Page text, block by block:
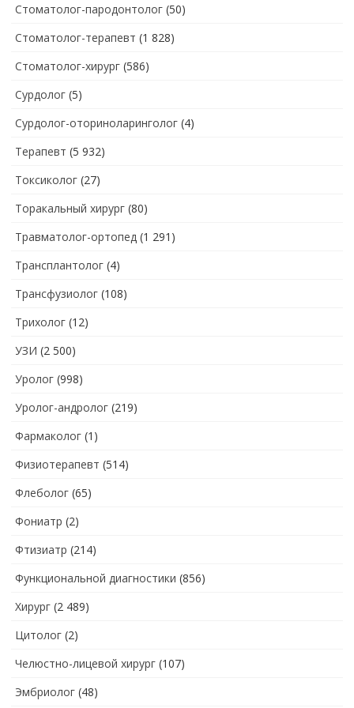
Стоматолог-пародонтолог (50)
Стоматолог-терапевт (1 828)
Стоматолог-хирург (586)
Сурдолог (5)
Сурдолог-оториноларинголог (4)
Терапевт (5 932)
Токсиколог (27)
Торакальный хирург (80)
Травматолог-ортопед (1 291)
Трансплантолог (4)
Трансфузиолог (108)
Трихолог (12)
УЗИ (2 500)
Уролог (998)
Уролог-андролог (219)
Фармаколог (1)
Физиотерапевт (514)
Флеболог (65)
Фониатр (2)
Фтизиатр (214)
Функциональной диагностики (856)
Хирург (2 489)
Цитолог (2)
Челюстно-лицевой хирург (107)
Эмбриолог (48)